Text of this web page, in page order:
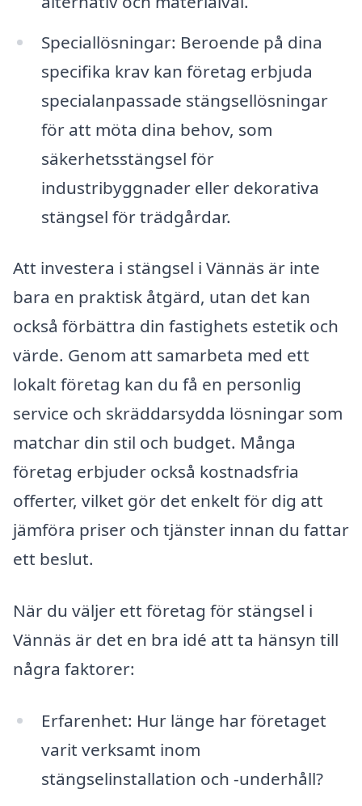
Speciallösningar: Beroende på dina
specifika krav kan företag erbjuda
specialanpassade stängsellösningar
för att möta dina behov, som
säkerhetsstängsel för
industribyggnader eller dekorativa
stängsel för trädgårdar.
Att investera i stängsel i Vännäs är inte
bara en praktisk åtgärd, utan det kan
också förbättra din fastighets estetik och
värde. Genom att samarbeta med ett
lokalt företag kan du få en personlig
service och skräddarsydda lösningar som
matchar din stil och budget. Många
företag erbjuder också kostnadsfria
offerter, vilket gör det enkelt för dig att
jämföra priser och tjänster innan du fattar
ett beslut.
När du väljer ett företag för stängsel i
Vännäs är det en bra idé att ta hänsyn till
några faktorer:
Erfarenhet: Hur länge har företaget
varit verksamt inom
stängselinstallation och -underhåll?